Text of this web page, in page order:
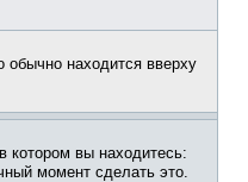
обычно находится вверху
котором вы находитесь:
момент сделать это.